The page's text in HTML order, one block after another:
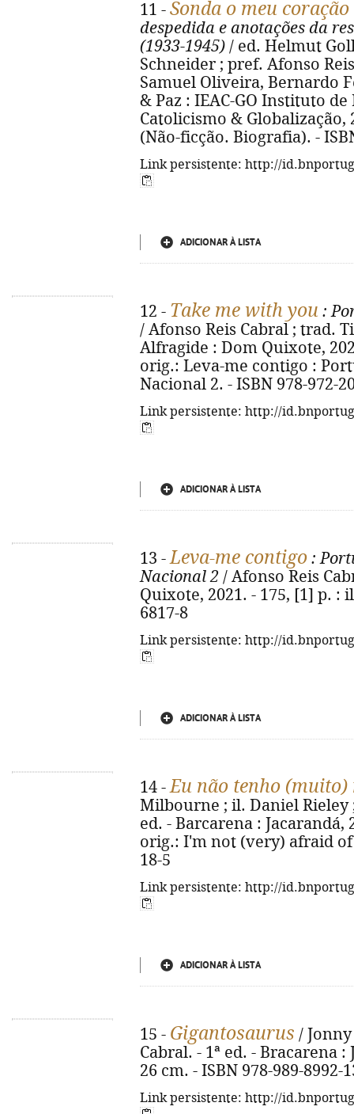
11 - Sonda o meu
despedida e anotações da
(1933-1945) / ed. Helmut
Schneider ; pref. Afonso
Samuel Oliveira, Bernardo
& Paz : IEAC-GO Instituto
Catolicismo & Globalização,
(Não-ficção. Biografia). -
Link persistente: http://
ADICIONAR À LISTA
12 - Take me with you :
/ Afonso Reis Cabral ; trad.
Alfragide : Dom Quixote,
orig.: Leva-me contigo :
Nacional 2. - ISBN 978-972-
Link persistente: http://
ADICIONAR À LISTA
13 -Leva-me contigo :
Nacional 2 / Afonso Reis
Quixote, 2021. - 175, [1] p. :
6817-8
Link persistente: http://
ADICIONAR À LISTA
14 -Eu não tenho (muito)
Milbourne ; il. Daniel Rieley
ed. - Barcarena : Jacarandá,
orig.: I'm not (very) afraid of
18-5
Link persistente: http://
ADICIONAR À LISTA
15 - Gigantosaurus /
Cabral. - 1ª ed. - Bracarena
26 cm. - ISBN 978-989-8992-
Link persistente: http://